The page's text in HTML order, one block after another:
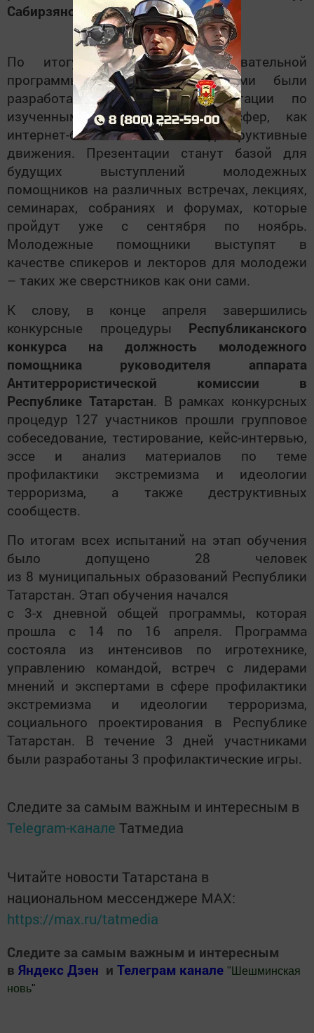
Сабирзянов
По итогу 4 месяцев образовательной
программы «Вектор» участниками были
разработаны авторские презентации по
изученным темам из таких сфер, как
интернет-безопасность и деструктивные
движения. Презентации станут базой для
будущих выступлений молодежных
помощников на различных встречах, лекциях,
семинарах, собраниях и форумах, которые
пройдут уже с сентября по ноябрь.
Молодежные помощники выступят в
качестве спикеров и лекторов для молодежи
– таких же сверстников как они сами.
К слову, в конце апреля завершились
конкурсные процедуры Республиканского
конкурса на должность молодежного
помощника руководителя аппарата
Антитеррористической комиссии в
Республике Татарстан. В рамках конкурсных
процедур 127 участников прошли групповое
собеседование, тестирование, кейс-интервью,
эссе и анализ материалов по теме
профилактики экстремизма и идеологии
терроризма, а также деструктивных
сообществ.
По итогам всех испытаний на этап обучения
было допущено 28 человек
из 8 муниципальных образований Республики
Татарстан. Этап обучения начался
с 3-х дневной общей программы, которая
прошла с 14 по 16 апреля. Программа
состояла из интенсивов по игротехнике,
управлению командой, встреч с лидерами
мнений и экспертами в сфере профилактики
экстремизма и идеологии терроризма,
социального проектирования в Республике
Татарстан. В течение 3 дней участниками
были разработаны 3 профилактические игры.
Следите за самым важным и интересным в
Telegram-канале Татмедиа
Читайте новости Татарстана в
национальном мессенджере MАХ:
https://max.ru/tatmedia
Следите за самым важным и интересным
в Яндекс Дзен и Телеграм канале " Шешминская
новь"